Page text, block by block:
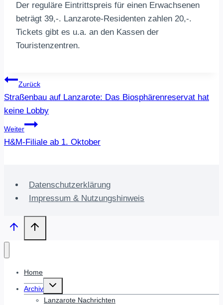
Der reguläre Eintrittspreis für einen Erwachsenen
beträgt 39,-. Lanzarote-Residenten zahlen 20,-.
Tickets gibt es u.a. an den Kassen der
Touristenzentren.
Beitragsnavigation
Zurück
Straßenbau auf Lanzarote: Das Biosphärenreservat hat
keine Lobby
Weiter
H&M-Filiale ab 1. Oktober
Datenschutzerklärung
Impressum & Nutzungshinweis
Home
Archiv
Untermenü
Lanzarote Nachrichten